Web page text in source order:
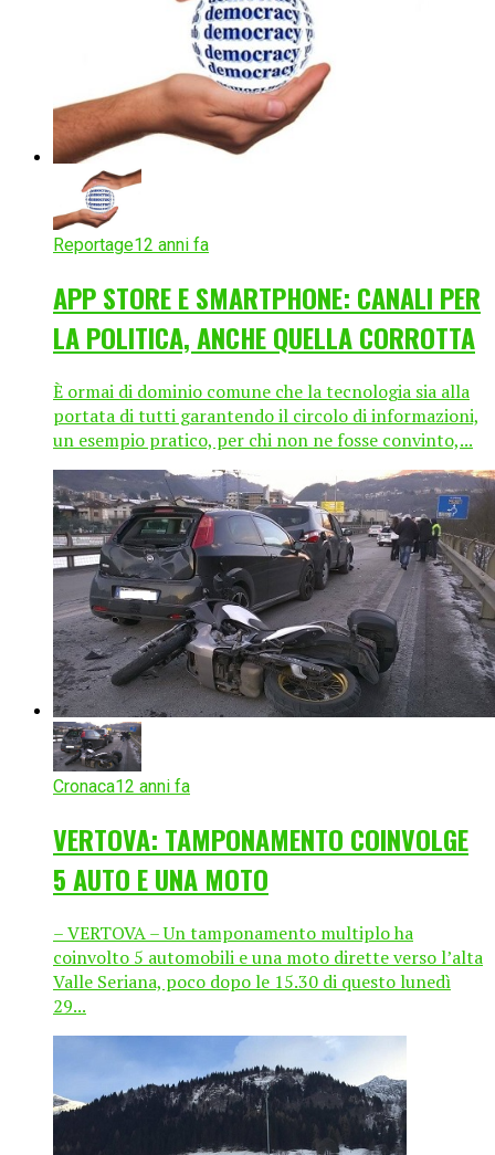
Reportage12 anni fa
APP STORE E SMARTPHONE: CANALI PER
LA POLITICA, ANCHE QUELLA CORROTTA
È ormai di dominio comune che la tecnologia sia alla
portata di tutti garantendo il circolo di informazioni,
un esempio pratico, per chi non ne fosse convinto,...
Cronaca12 anni fa
VERTOVA: TAMPONAMENTO COINVOLGE
5 AUTO E UNA MOTO
– VERTOVA – Un tamponamento multiplo ha
coinvolto 5 automobili e una moto dirette verso l’alta
Valle Seriana, poco dopo le 15.30 di questo lunedì
29...